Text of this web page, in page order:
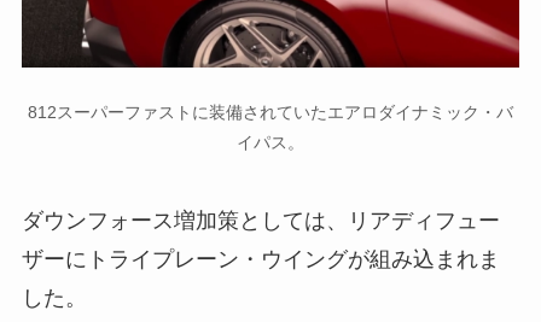
812スーパーファストに装備されていたエアロダイナミック・バ
イパス。
ダウンフォース増加策としては、リアディフュー
ザーにトライプレーン・ウイングが組み込まれま
した。